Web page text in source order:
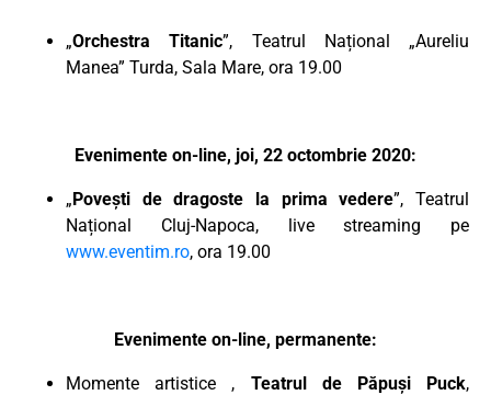
„Orchestra Titanic”, Teatrul Național „Aureliu
Manea” Turda, Sala Mare, ora 19.00
Evenimente on-line, joi, 22 octombrie 2020:
„Povești de dragoste la prima vedere”, Teatrul
Național Cluj-Napoca, live streaming pe
www.eventim.ro, ora 19.00
Evenimente on-line, permanente:
Momente artistice , Teatrul de Păpuși Puck,